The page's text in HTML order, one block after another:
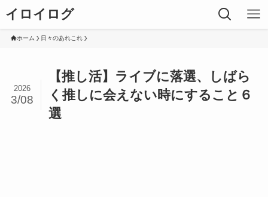
イロイログ
ホーム 日々のあれこれ
【推し活】ライブに落選、しばら
く推しに会えない時にすること６
選
2026
3/08